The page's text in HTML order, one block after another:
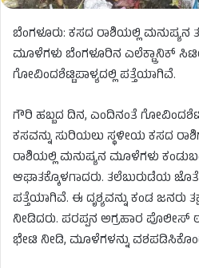
ಬೆಂಗಳೂರು: ಕಸದ ರಾಶಿಯಲ್ಲಿ ಮನುಷ್ಯನ
ಮೂಳೆಗಳು ಬೆಂಗಳೂರಿನ ಎಲೆಕ್ಟ್ರಾನಿಕ್‌
ಗೋವಿಂದಶೆಟ್ಟಿಪಾಳ್ಯದಲ್ಲಿ ಪತ್ತೆಯಾಗಿವೆ.
ಗೌರಿ ಹಬ್ಬದ ದಿನ, ಎಂದಿನಂತೆ
ಕಸವನ್ನು ಸುರಿಯಲು ಸ್ಥಳೀಯ ಕಸದ
ರಾಶಿಯಲ್ಲಿ ಮನುಷ್ಯನ ಮೂಳೆಗಳು
ಆಘಾತಕ್ಕೊಳಗಾದರು. ತಲೆಬುರುಡೆಯ
ಪತ್ತೆಯಾಗಿವೆ. ಈ ದೃಶ್ಯವನ್ನು ಕಂಡ ಜನರು
ನೀಡಿದರು. ಪರಪ್ಪನ ಅಗ್ರಹಾರ ಪೊಲೀಸ್
ಭೇಟಿ ನೀಡಿ, ಮೂಳೆಗಳನ್ನು